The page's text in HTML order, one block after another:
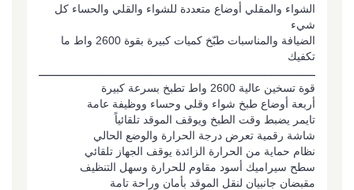
الشواء والمقلي أوضاع متعددة للشواء والقلي والحساء كل
شيء
الضيافة والمناسبات طبّخ كميات كبيرة بقوة 2600 واط ما
تكفيك
قوة تسخين عالية 2600 واط تطبخ بسرعة كبيرة
أربعة أوضاع طبخ شواء وقلي وحساء ووظيفة عامة
تايمر يضبط وقت الطبخ ويوقف الموقد تلقائياً
شاشة رقمية تعرض درجة الحرارة والوضع الحالي
نظام حماية من الحرارة الزائدة يوقف الجهاز تلقائي
سطح سيراميك أسود مقاوم للحرارة وسهل التنظيف
مقبضان جانبيان لنقل الموقد بأمان وراحة تامة